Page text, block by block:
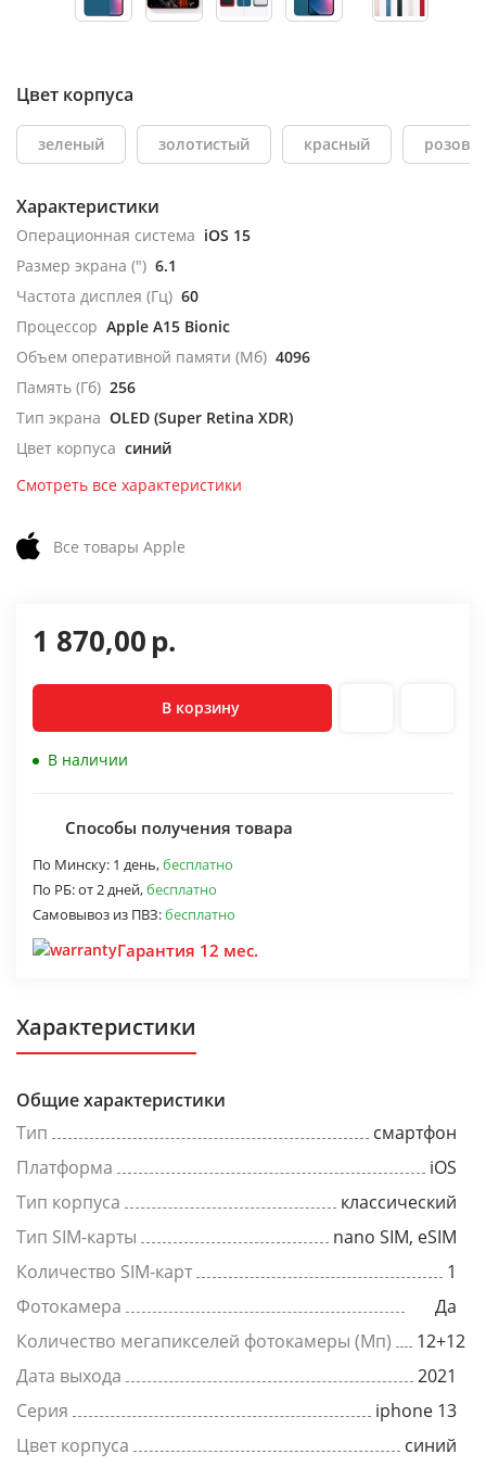
Цвет корпуса
зеленый золотистый красный
Характеристики
Операционная система iOS 15
Размер экрана (") 6.1
Частота дисплея (Гц) 60
Процессор Apple A15 Bionic
Объем оперативной памяти (Мб) 4096
Память (Гб) 256
Тип экрана OLED (Super Retina XDR)
Цвет корпуса синий
Смотреть все характеристики
Все товары Apple
1 870,00р.
В корзину
В наличии
Способы получения товара
По Минску: 1 день,бесплатно
По РБ:от 2 дней,бесплатно
Самовывоз из ПВЗ:бесплатно
Гарантия 12 мес.
Характеристики
Общие характеристики
Тип
смартфон
Платформа
iOS
Тип корпуса
классический
Тип SIM-карты
nano SIM, eSIM
Количество SIM-карт
1
Фотокамера
Да
Количество мегапикселей фотокамеры (Мп)
12+12
Дата выхода
2021
Серия
iphone 13
Цвет корпуса
синий